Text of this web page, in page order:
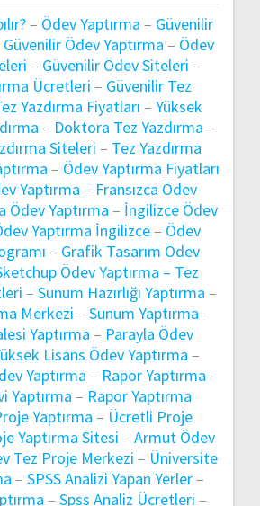
– Ödev Yaptırma – Güvenilir
Güvenilir Ödev Yaptırma – Ödev
– Güvenilir Ödev Siteleri –
Ücretleri – Güvenilir Tez
Yazdırma Fiyatları – Yüksek
– Doktora Tez Yazdırma –
Siteleri – Tez Yazdırma
– Ödev Yaptırma Fiyatları
Yaptırma – Fransızca Ödev
Ödev Yaptırma – İngilizce Ödev
Yaptırma İngilizce– Ödev
– Grafik Tasarım Ödev
Ödev Yaptırma – Tez
– Sunum Hazırlığı Yaptırma –
Merkezi – Sunum Yaptırma –
Yaptırma – Parayla Ödev
Lisans Ödev Yaptırma –
Yaptırma – Rapor Yaptırma –
Yaptırma – Rapor Yaptırma
Yaptırma – Ücretli Proje
Yaptırma Sitesi – Armut Ödev
Tez Proje Merkezi – Üniversite
– SPSS Analizi Yapan Yerler–
– Spss Analiz Ücretleri –